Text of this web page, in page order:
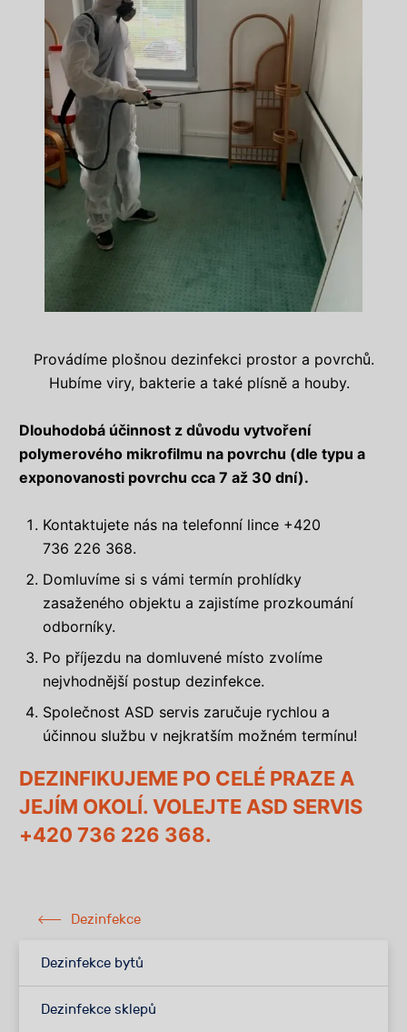
Provádíme plošnou dezinfekci prostor a povrchů.
Hubíme viry, bakterie a také plísně a houby.
Dlouhodobá účinnost z důvodu vytvoření
polymerového mikrofilmu na povrchu (dle typu a
exponovanosti povrchu cca 7 až 30 dní).
Kontaktujete nás na telefonní lince +420
736 226 368.
Domluvíme si s vámi termín prohlídky
zasaženého objektu a zajistíme prozkoumání
odborníky.
Po příjezdu na domluvené místo zvolíme
nejvhodnější postup dezinfekce.
Společnost ASD servis zaručuje rychlou a
účinnou službu v nejkratším možném termínu!
DEZINFIKUJEME PO CELÉ PRAZE A
JEJÍM OKOLÍ. VOLEJTE ASD SERVIS
+420 736 226 368.
Dezinfekce
Dezinfekce bytů
Dezinfekce sklepů